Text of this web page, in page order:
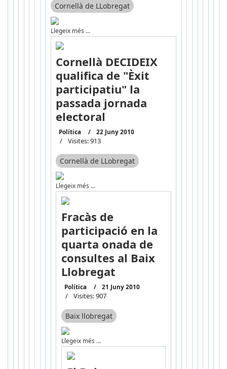
Cornellà de LLobregat
Llegeix més …
Cornellà DECIDEIX
qualifica de "Èxit
participatiu" la
passada jornada
electoral
Política 22 Juny 2010
Visites: 913
Cornellà de LLobregat
Llegeix més …
Fracàs de
participació en la
quarta onada de
consultes al Baix
Llobregat
Política 21 Juny 2010
Visites: 907
Baix llobregat
Llegeix més …